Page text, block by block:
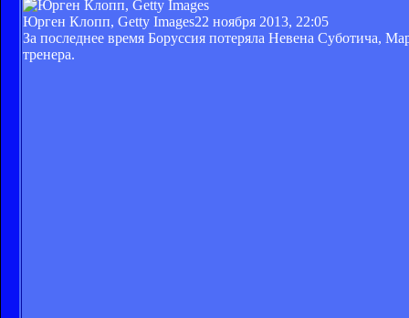
Юрген Клопп, Getty Images22 ноября 2013, 22:05
За последнее время Боруссия потеряла Невена Суботича,
тренера.